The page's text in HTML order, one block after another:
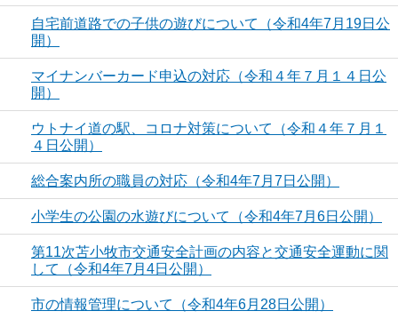
自宅前道路での子供の遊びについて（令和4年7月19日公
開）
マイナンバーカード申込の対応（令和４年７月１４日公
開）
ウトナイ道の駅、コロナ対策について（令和４年７月１
４日公開）
総合案内所の職員の対応（令和4年7月7日公開）
小学生の公園の水遊びについて（令和4年7月6日公開）
第11次苫小牧市交通安全計画の内容と交通安全運動に関
して（令和4年7月4日公開）
市の情報管理について（令和4年6月28日公開）